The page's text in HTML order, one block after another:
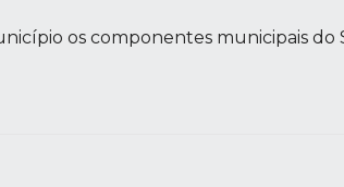
os componentes municipais